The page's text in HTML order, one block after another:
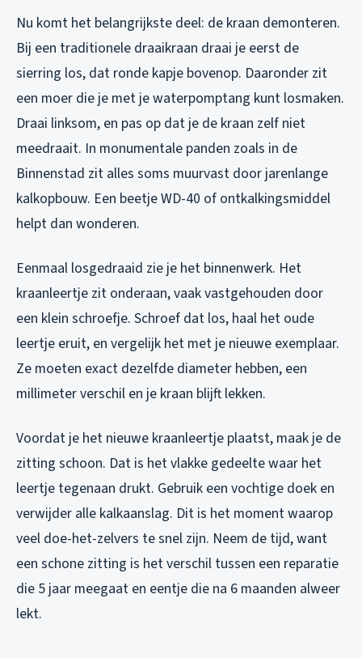
Nu komt het belangrijkste deel: de kraan demonteren.
Bij een traditionele draaikraan draai je eerst de
sierring los, dat ronde kapje bovenop. Daaronder zit
een moer die je met je waterpomptang kunt losmaken.
Draai linksom, en pas op dat je de kraan zelf niet
meedraait. In monumentale panden zoals in de
Binnenstad zit alles soms muurvast door jarenlange
kalkopbouw. Een beetje WD-40 of ontkalkingsmiddel
helpt dan wonderen.
Eenmaal losgedraaid zie je het binnenwerk. Het
kraanleertje zit onderaan, vaak vastgehouden door
een klein schroefje. Schroef dat los, haal het oude
leertje eruit, en vergelijk het met je nieuwe exemplaar.
Ze moeten exact dezelfde diameter hebben, een
millimeter verschil en je kraan blijft lekken.
Voordat je het nieuwe kraanleertje plaatst, maak je de
zitting schoon. Dat is het vlakke gedeelte waar het
leertje tegenaan drukt. Gebruik een vochtige doek en
verwijder alle kalkaanslag. Dit is het moment waarop
veel doe-het-zelvers te snel zijn. Neem de tijd, want
een schone zitting is het verschil tussen een reparatie
die 5 jaar meegaat en eentje die na 6 maanden alweer
lekt.